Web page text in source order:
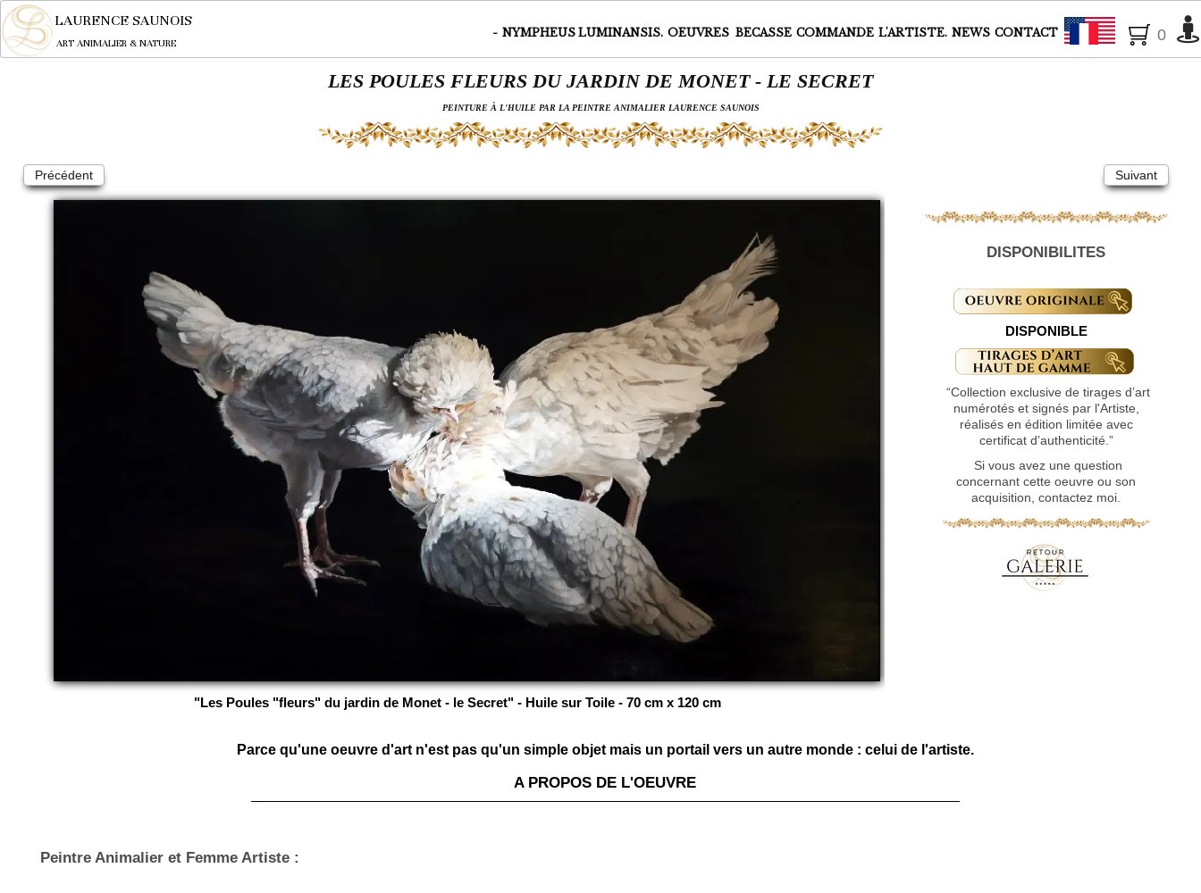
LAURENCE SAUNOIS
ART ANIMALIER & NATURE
- NYMPHEUS LUMINANSIS. OEUVRES BECASSE COMMANDE L'ARTISTE. NEWS CONTACT Français
0
LES POULES FLEURS DU JARDIN DE MONET - LE SECRET
PEINTURE À L'HUILE PAR LA PEINTRE ANIMALIER LAURENCE SAUNOIS
Précédent Suivant
"Les Poules "fleurs" du jardin de Monet - le Secret" - Huile sur Toile - 70 cm x 120 cm
DISPONIBILITES
DISPONIBLE
“Collection exclusive de tirages d’art
numérotés et signés par l'Artiste,
réalisés en édition limitée avec
certificat d’authenticité.”
Si vous avez une question
concernant cette oeuvre ou son
acquisition, contactez moi.
Parce qu'une oeuvre d'art n'est pas qu'un simple objet mais un portail vers un autre monde : celui de l'artiste.
A PROPOS DE L'OEUVRE
Peintre Animalier et Femme Artiste :